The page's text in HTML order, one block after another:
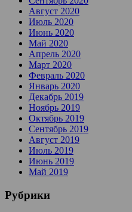
Август 2020
Июль 2020
Июнь 2020
Май 2020
Апрель 2020
Март 2020
Февраль 2020
Январь 2020
Декабрь 2019
Ноябрь 2019
Октябрь 2019
Сентябрь 2019
Август 2019
Июль 2019
Июнь 2019
Май 2019
Рубрики